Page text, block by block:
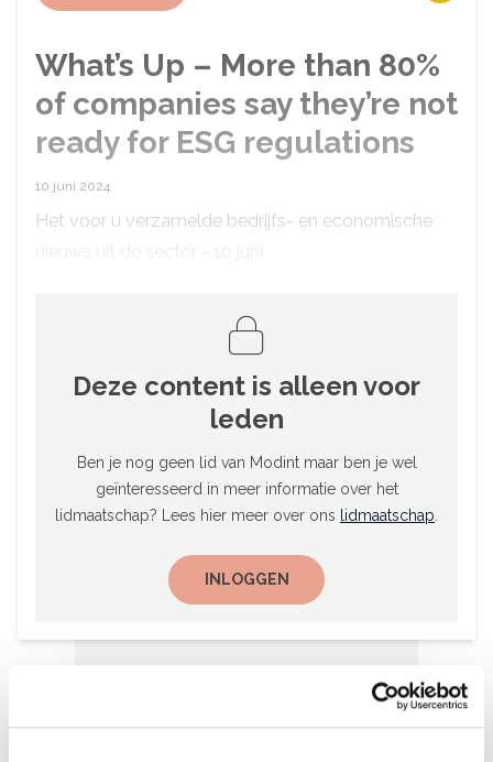
What’s Up – More than 80%
of companies say they’re not
ready for ESG regulations
10 juni 2024
Het voor u verzamelde bedrijfs- en economische
nieuws uit de sector - 10 juni
Deze content is alleen voor
leden
Ben je nog geen lid van Modint maar ben je wel
geïnteresseerd in meer informatie over het
lidmaatschap? Lees hier meer over ons lidmaatschap
INLOGGEN
Het laatste nieuws